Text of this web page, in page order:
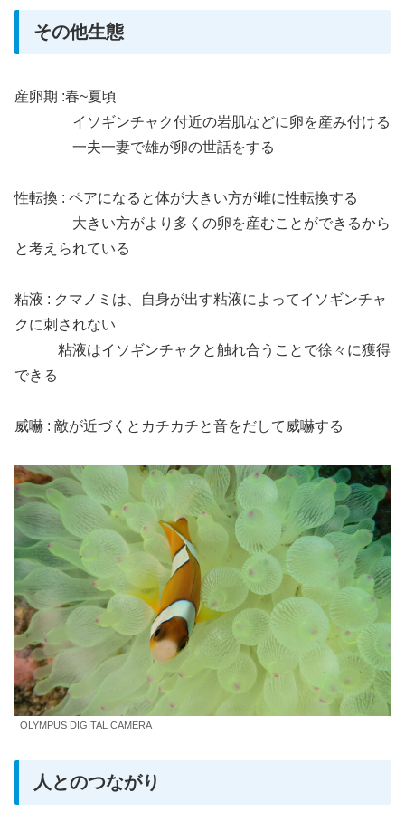
その他生態
産卵期 :春~夏頃
イソギンチャク付近の岩肌などに卵を産み付ける
一夫一妻で雄が卵の世話をする
性転換 : ペアになると体が大きい方が雌に性転換する
大きい方がより多くの卵を産むことができるから
と考えられている
粘液 : クマノミは、自身が出す粘液によってイソギンチャ
クに刺されない
粘液はイソギンチャクと触れ合うことで徐々に獲得
できる
威嚇 : 敵が近づくとカチカチと音をだして威嚇する
OLYMPUS DIGITAL CAMERA
人とのつながり